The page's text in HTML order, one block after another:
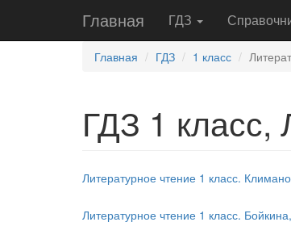
Главная ГДЗ
Главная ГДЗ 1 класс
ГДЗ 1 класс,
Литературное чтение 1 класс.
Литературное чтение 1 класс.